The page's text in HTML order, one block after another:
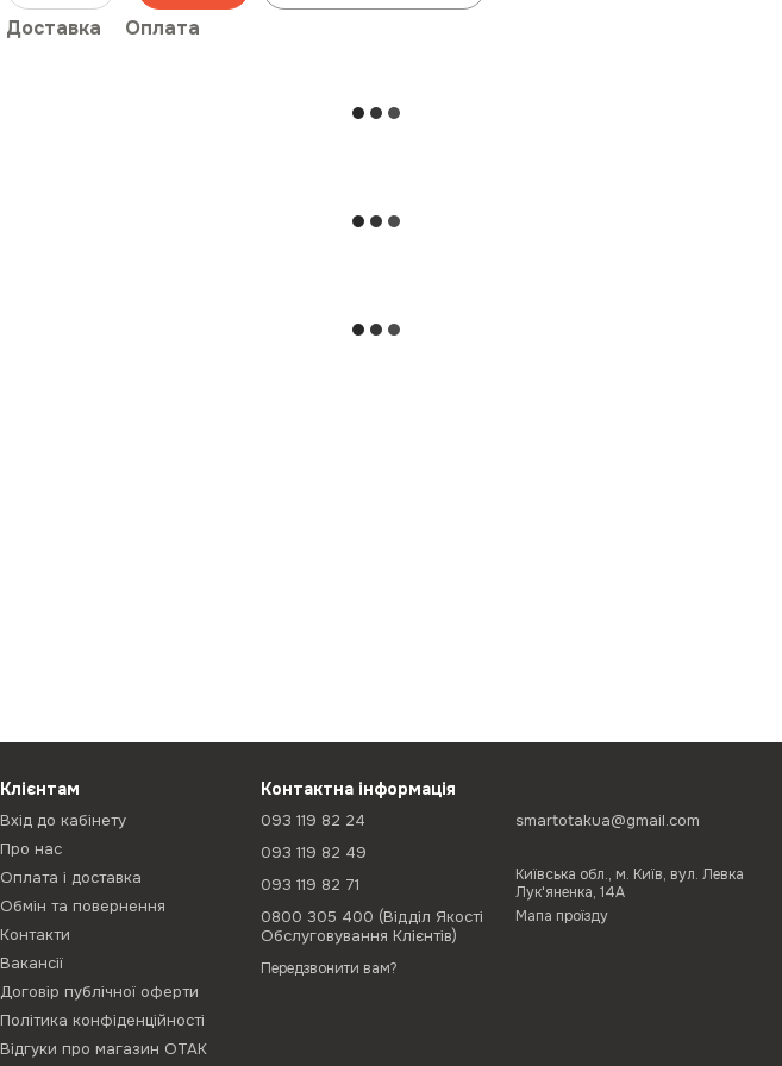
Доставка Оплата
Клієнтам
Вхід до кабінету
Про нас
Оплата і доставка
Обмін та повернення
Контакти
Вакансії
Договір публічної оферти
Політика конфіденційності
Відгуки про магазин ОТАК
Контактна інформація
093 119 82 24
093 119 82 49
093 119 82 71
0800 305 400 (Відділ Якості
Обслуговування Клієнтів)
Передзвонити вам?
smartotakua@gmail.com
Київська обл., м. Київ, вул. Левка
Лук'яненка, 14А
Мапа проїзду